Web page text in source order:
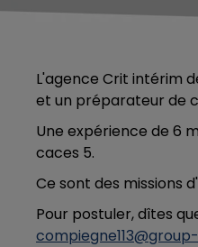
L'agence Crit intérim
et un préparateur de
Une expérience de 6
caces 5.
Ce sont des missions
Pour postuler, dîtes